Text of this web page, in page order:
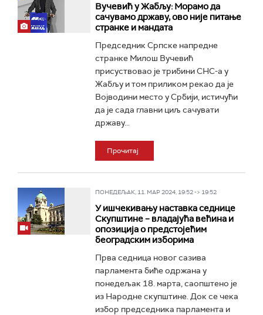
Вучевић у Жабљу: Морамо да
сачувамо државу, ово није питање
странке и мандата
Председник Српске напредне
странке Милош Вучевић
присуствовао је трибини СНС-а у
Жабљу и том приликом рекао да је
Војводини место у Србији, истичући
да је сада главни циљ сачувати
државу...
Прочитај
ПОНЕДЕЉАК, 11. МАР 2024, 19:52 -> 19:52
У ишчекивању наставка седнице
Скупштине – владајућа већина и
опозиција о предстојећим
београдским изборима
Прва седница новог сазива
парламента биће одржана у
понедељак 18. марта, саопштено је
из Народне скупштине. Док се чека
избор председника парламента и